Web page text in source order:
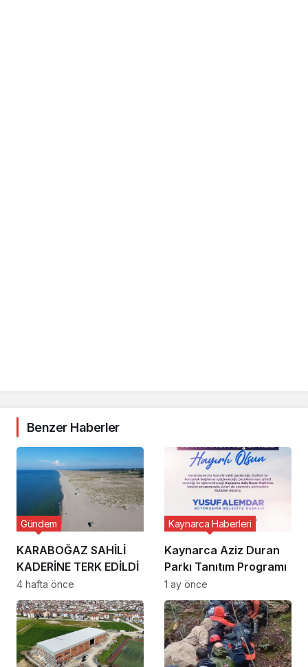
Benzer Haberler
KARABOĞAZ SAHİLİ
KADERİNE TERK EDİLDİ
Gündem
4 hafta önce
Kaynarca Aziz Duran
Parkı Tanıtım Programı
Kaynarca Haberleri
1 ay önce